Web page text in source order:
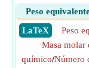
Peso
​ LaTeX
Peso
Masa molar
químico/Número